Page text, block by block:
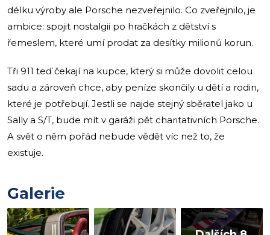
délku výroby ale Porsche nezveřejnilo. Co zveřejnilo, je
ambice: spojit nostalgii po hračkách z dětství s
řemeslem, které umí prodat za desítky milionů korun.
Tři 911 teď čekají na kupce, který si může dovolit celou
sadu a zároveň chce, aby peníze skončily u dětí a rodin,
které je potřebují. Jestli se najde stejný sběratel jako u
Sally a S/T, bude mít v garáži pět charitativních Porsche.
A svět o něm pořád nebude vědět víc než to, že
existuje.
Galerie